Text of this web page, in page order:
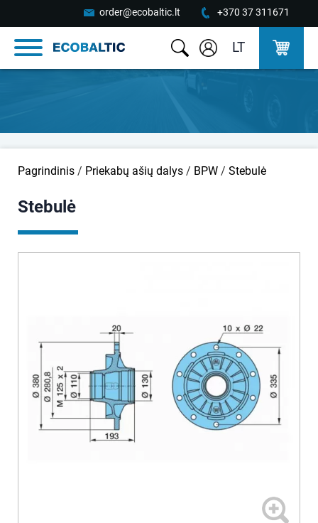
order@ecobaltic.lt +370 37 311671
LT
Pagrindinis / Priekabų ašių dalys / BPW / Stebulė
Stebulė